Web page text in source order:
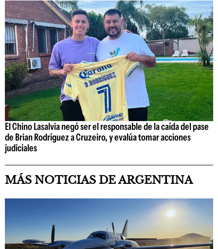
El Chino Lasalvia negó ser el responsable de la caída del pase
de Brian Rodríguez a Cruzeiro, y evalúa tomar acciones
judiciales
MÁS NOTICIAS DE ARGENTINA